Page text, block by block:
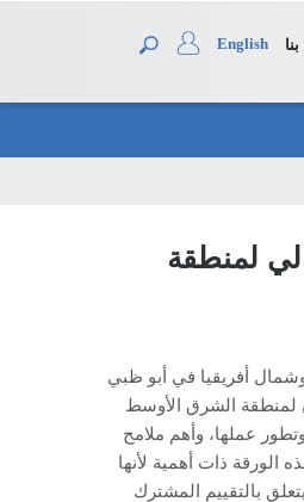
English
لمنطقة
أفريقيا في أبو ظبي
العمل المالي لمنطقة الشرق الأوسط
عملها، وأهم ملامح
الورقة ذات أهمية لأنها
بالتقييم المشترك